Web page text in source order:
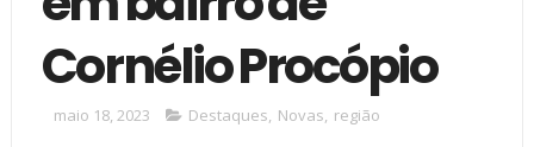
Cornélio Procópio
maio 18, 2023 Destaques, Novas, região